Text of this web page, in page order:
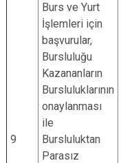
9
Burs ve Yurt
İşlemleri için
başvurular,
Bursluluğu
Kazananların
Bursluluklarının
onaylanması
ile
Bursluluktan
Parasız